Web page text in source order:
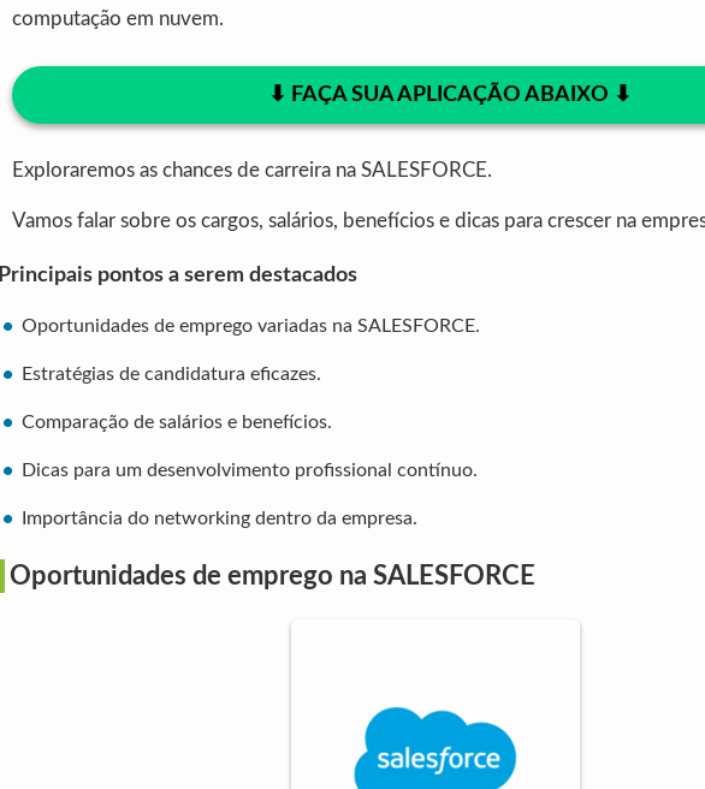
computação em nuvem.
⬇︎ FAÇA SUA APLICAÇÃO ABAIXO ⬇︎
Exploraremos as chances de carreira na SALESFORCE.
Vamos falar sobre os cargos, salários, benefícios e dicas para crescer na
Principais pontos a serem destacados
Oportunidades de emprego variadas na SALESFORCE.
Estratégias de candidatura eficazes.
Comparação de salários e benefícios.
Dicas para um desenvolvimento profissional contínuo.
Importância do networking dentro da empresa.
Oportunidades de emprego na SALESFORCE